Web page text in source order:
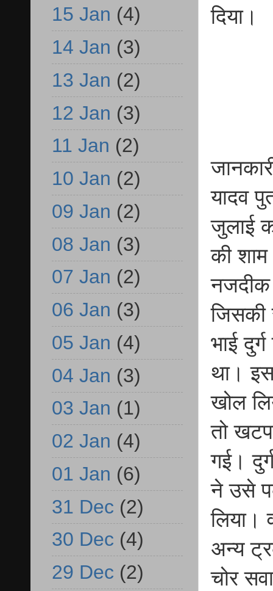
दिया।
यादव
जुलाई
की
नजदीक
जिसकी
भाई
था। इस
खोल
तो
गई।
ने उसे
लिया।
अन्य
चोर
15 Jan (4)
14 Jan (3)
13 Jan (2)
12 Jan (3)
11 Jan (2)
10 Jan (2)
09 Jan (2)
08 Jan (3)
07 Jan (2)
06 Jan (3)
05 Jan (4)
04 Jan (3)
03 Jan (1)
02 Jan (4)
01 Jan (6)
31 Dec (2)
30 Dec (4)
29 Dec (2)